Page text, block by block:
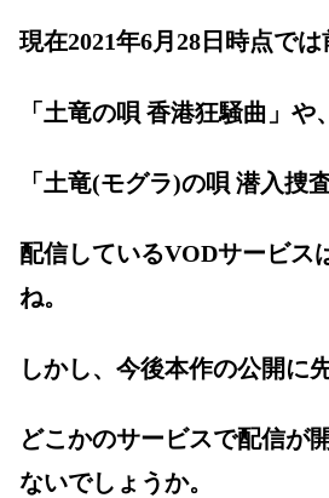
現在2021年6月28日時点で
「土竜の唄 香港狂騒曲」や、
「土竜(モグラ)の唄 潜入捜
配信しているVODサービス
ね。
しかし、今後本作の公開に
どこかのサービスで配信が
ないでしょうか。